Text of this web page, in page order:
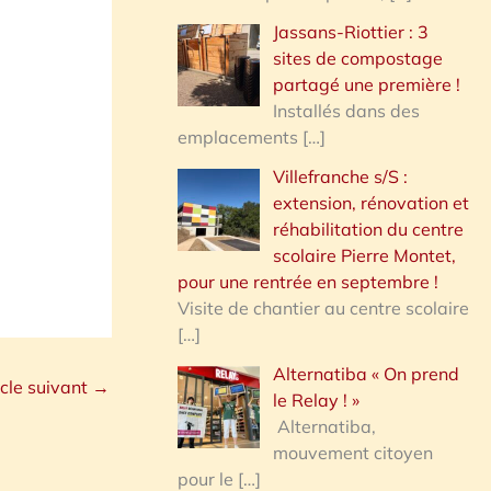
suivant →
Jassans-Riottier : 3
sites de compostage
partagé une première !
Installés dans des
emplacements […]
Villefranche s/S :
extension, rénovation et
réhabilitation du centre
scolaire Pierre Montet,
pour une rentrée en septembre !
Visite de chantier au centre scolaire
[…]
Alternatiba « On prend
le Relay ! »
Alternatiba,
mouvement citoyen
pour le […]